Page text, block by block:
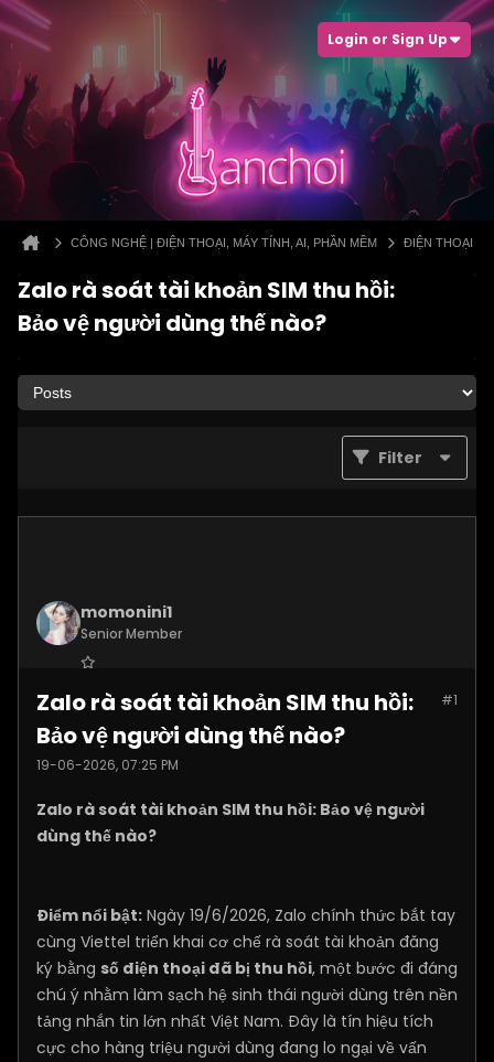
Login or Sign Up
CÔNG NGHỆ | ĐIỆN THOẠI, MÁY TÍNH, AI, PHẦN MỀM ĐIỆN THOẠI
Zalo rà soát tài khoản SIM thu hồi:
Bảo vệ người dùng thế nào?
Filter
momonini1
Senior Member
Posts:5399 #1
Zalo rà soát tài khoản SIM thu hồi:
Bảo vệ người dùng thế nào?
19-06-2026, 07:25 PM
Zalo rà soát tài khoản SIM thu hồi: Bảo vệ người
dùng thế nào?
Điểm nổi bật: Ngày 19/6/2026, Zalo chính thức bắt tay
cùng Viettel triển khai cơ chế rà soát tài khoản đăng
ký bằng số điện thoại đã bị thu hồi, một bước đi đáng
chú ý nhằm làm sạch hệ sinh thái người dùng trên nền
tảng nhắn tin lớn nhất Việt Nam. Đây là tín hiệu tích
cực cho hàng triệu người dùng đang lo ngại về vấn